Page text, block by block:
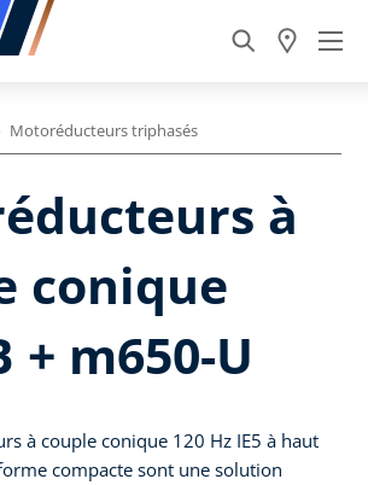
Motoréducteurs triphasés
à
conique
+ m650-U
à couple conique 120 Hz IE5 à haut
compacte sont une solution